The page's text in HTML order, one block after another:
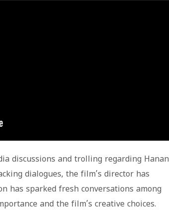
discussions and trolling regarding Hanan
dialogues, the film’s director has
has sparked fresh conversations among
and the film’s creative choices.